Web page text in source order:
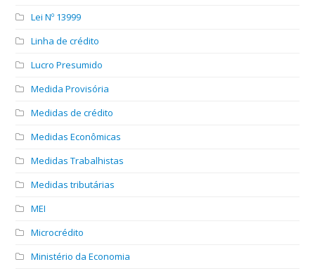
Lei Nº 13999
Linha de crédito
Lucro Presumido
Medida Provisória
Medidas de crédito
Medidas Econômicas
Medidas Trabalhistas
Medidas tributárias
MEI
Microcrédito
Ministério da Economia